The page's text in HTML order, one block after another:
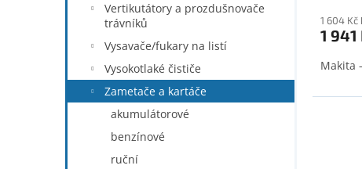
Vertikutátory a prozdušnovače
trávníků
Vysavače/fukary na listí
Vysokotlaké čističe
Zametače a kartáče
akumulátorové
benzínové
ruční
1 604 Kč
1 941
Makita